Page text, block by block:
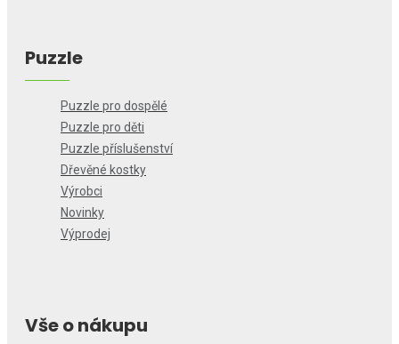
Puzzle
Puzzle pro dospělé
Puzzle pro děti
Puzzle příslušenství
Dřevěné kostky
Výrobci
Novinky
Výprodej
Vše o nákupu